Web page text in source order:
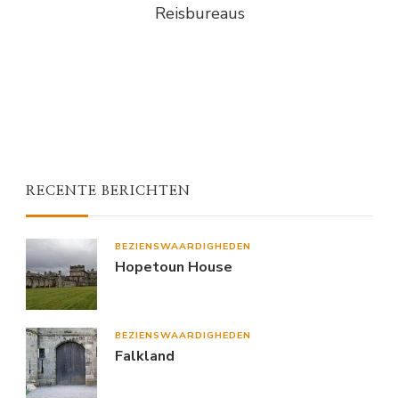
Reisbureaus
RECENTE BERICHTEN
BEZIENSWAARDIGHEDEN
Hopetoun House
BEZIENSWAARDIGHEDEN
Falkland